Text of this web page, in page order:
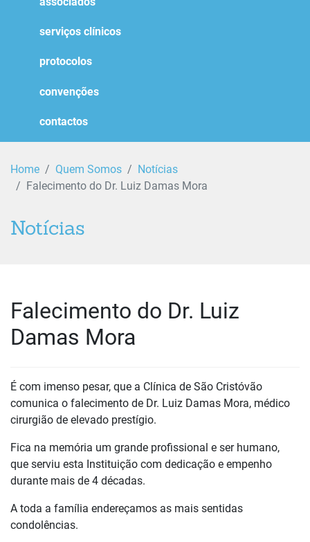
serviços clínicos
protocolos
convenções
contactos
Home Quem Somos
Notícias
Falecimento do Dr. Luiz Damas Mora
Notícias
Falecimento do Dr. Luiz
Damas Mora
É com imenso pesar, que a Clínica de São Cristóvão
comunica o falecimento de Dr. Luiz Damas Mora, médico
cirurgião de elevado prestígio.
Fica na memória um grande profissional e ser humano,
que serviu esta Instituição com dedicação e empenho
durante mais de 4 décadas.
A toda a família endereçamos as mais sentidas
condolências.